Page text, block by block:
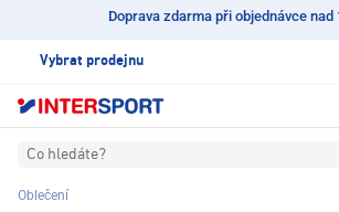
Doprava zdarma při objednávce nad
Vybrat prodejnu
Co hledáte?
Oblečení